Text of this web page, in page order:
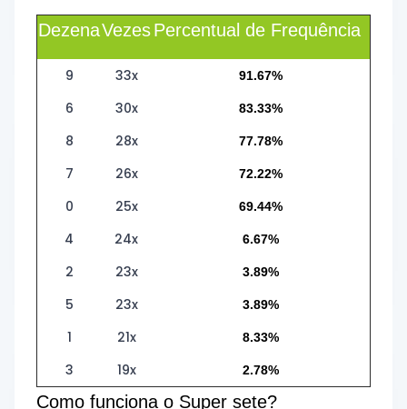
DezenaVezesPercentual de Frequência
9 33x 91.67%
6 30x 83.33%
8 28x 77.78%
7 26x 72.22%
0 25x 69.44%
4 24x 6.67%
2 23x 3.89%
5 23x 3.89%
1 21x 8.33%
3 19x 2.78%
Como funciona o Super sete?